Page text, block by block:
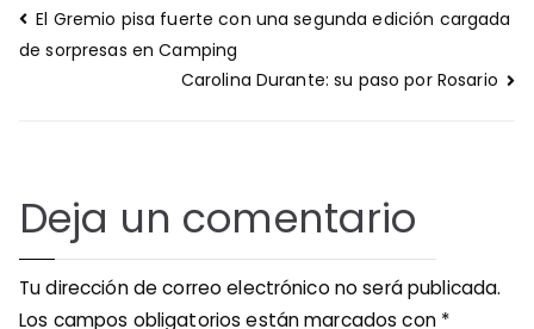
Navegación
de
El Gremio pisa fuerte con una segunda edición cargada
de sorpresas en Camping
Carolina Durante: su paso por Rosario
Deja un comentario
Tu dirección de correo electrónico no será publicada.
Los campos obligatorios están marcados con *